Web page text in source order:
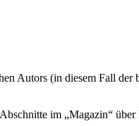
Autors (in diesem Fall der
im „Magazin“